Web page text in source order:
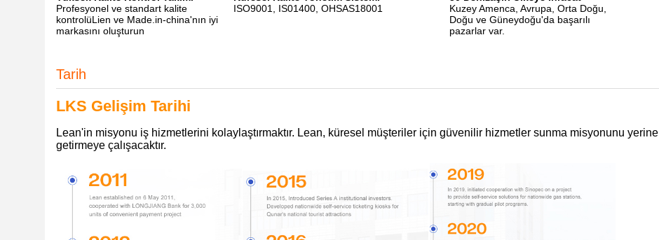
Profesyonel ve standart kalite
kontrolüLien ve Made.in-china'nın iyi
markasını oluşturun
ISO9001, IS01400, OHSAS18001
Kuzey Amenca, Avrupa, Orta Doğu,
Doğu ve Güneydoğu'da başarılı
pazarlar var.
Tarih
LKS Gelişim Tarihi
Lean'in misyonu iş hizmetlerini kolaylaştırmaktır. Lean, küresel müşteriler için güvenilir hizmetler sunma misyonunu yerine
getirmeye çalışacaktır.